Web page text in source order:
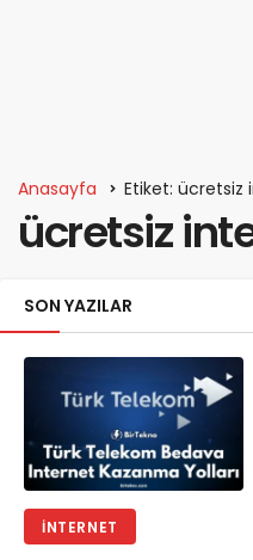
Anasayfa Etiket: ücretsiz
ücretsiz
SON YAZILAR
İNTERNET